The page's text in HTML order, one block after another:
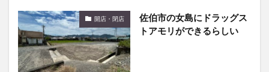
開店・閉店
佐伯市の女島にドラッグス
トアモリができるらしい